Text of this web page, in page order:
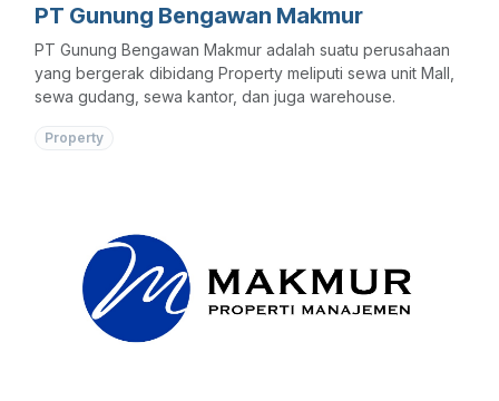
PT Gunung Bengawan Makmur
PT Gunung Bengawan Makmur adalah suatu perusahaan
yang bergerak dibidang Property meliputi sewa unit Mall,
sewa gudang, sewa kantor, dan juga warehouse.
Property